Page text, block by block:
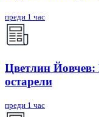
преди 1 час
Цветлин Йовчев:
остарели
преди 1 час